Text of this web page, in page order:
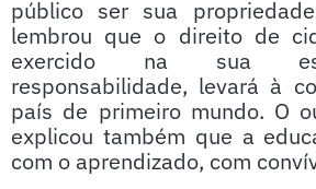
público ser sua
lembrou que o direito de
exercido na sua
responsabilidade, levará à
país de primeiro mundo. O
explicou também que a
com o aprendizado, com